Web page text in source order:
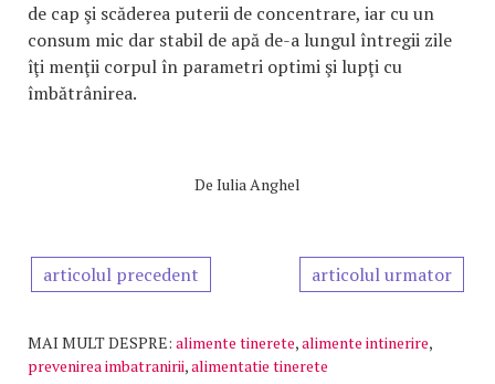
de cap şi scăderea puterii de concentrare, iar cu un
consum mic dar stabil de apă de-a lungul întregii zile
îţi menţii corpul în parametri optimi şi lupţi cu
îmbătrânirea.
De Iulia Anghel
articolul precedent articolul urmator
MAI MULT DESPRE: alimente tinerete,alimente intinerire,
prevenirea imbatranirii,alimentatie tinerete